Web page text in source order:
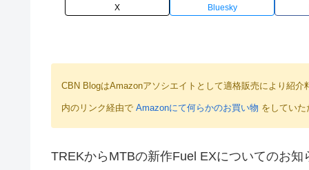
X Bluesky
CBN BlogはAmazonアソシエイトとして適格販売により紹
内のリンク経由で Amazonにて何らかのお買い物 をしてい
TREKからMTBの新作Fuel EXについてのお